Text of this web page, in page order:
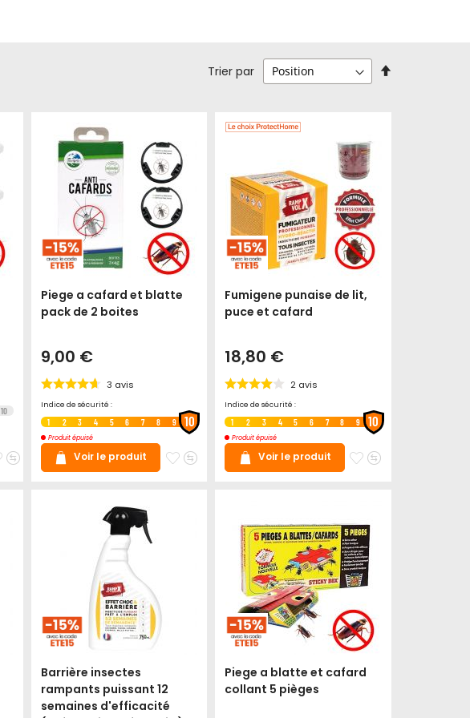
Trier par
10
AjouterAjouter
Piege a cafard et blatte
pack de 2 boites
9,00 €
3 avis
Indice de sécurité :
1 2 3 4 5 6 7 8 9 10
Produit épuisé
Voir le produit
AjouterAjouter
Fumigene punaise de lit,
puce et cafard
18,80 €
2 avis
Indice de sécurité :
1 2 3 4 5 6 7 8 9 10
Produit épuisé
Voir le produit
AjouterAjouter
Barrière insectes
rampants puissant 12
semaines d'efficacité
Piege a blatte et cafard
collant 5 pièges